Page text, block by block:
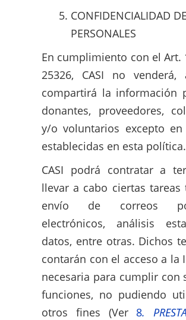
CONFIDENCIALIDAD
PERSONALES
En cumplimiento con el Art.
25326, CASI no venderá,
compartirá la información
donantes, proveedores,
y/o voluntarios excepto
establecidas en esta política.
CASI podrá contratar a
llevar a cabo ciertas tareas
envío de correos
electrónicos, análisis
datos, entre otras. Dichos
contarán con el acceso a la
necesaria para cumplir con
funciones, no pudiendo
otros fines (Ver 8.